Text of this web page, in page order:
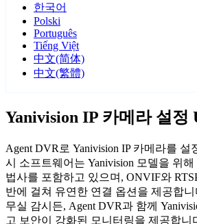
한국어
Polski
Português
Tiếng Việt
中文(简体)
中文(繁體)
Yanivision IP 카메라 설정
Agent DVR로 Yanivision IP 카메라를
시 소프트웨어는 Yanivision 모델을 위
법사를 포함하고 있으며, ONVIF와
반에 걸쳐 유연한 연결 옵션을 제공합
무실 감시든, Agent DVR과 함께
고 보안이 강화된 모니터링을 제공합니